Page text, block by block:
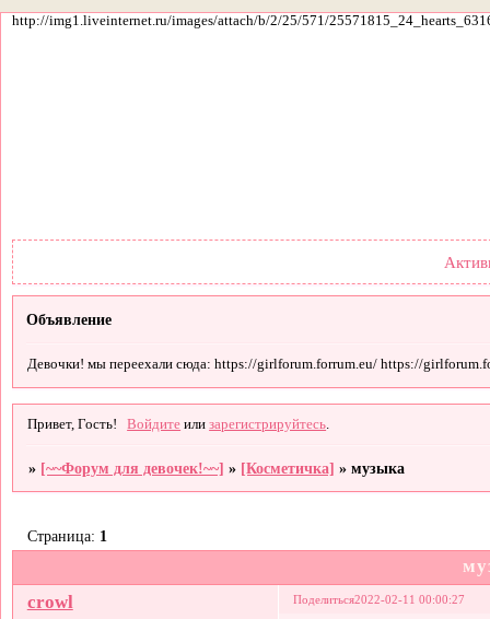
http://img1.liveinternet.ru/images/attach/b/2/25/571/
Объявление
Девочки! мы переехали сюда: https://girlforum.forrum.eu/ https://
Привет, Гость! Войдите илизарегистрируйтесь
» [~~Форум для девочек!~~] » [Косметичка] »музыка
Страница: 1
Поделиться2022-02-11 00:00:27
crowl